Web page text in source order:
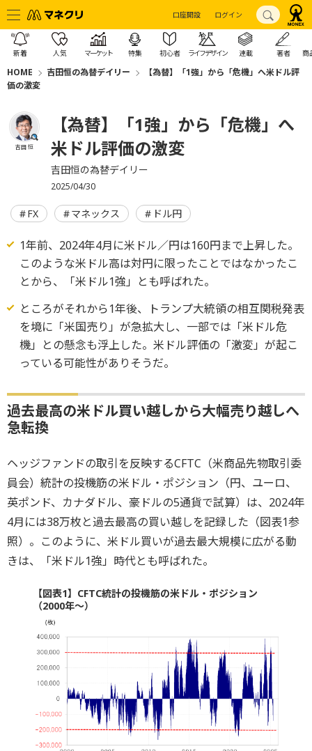
口座開設 ログイン
新着 人気 マーケット 特集 初心者 ライフデザイン 連載 著者 商
HOME 吉田恒の為替デイリー
【為替】「1強」から「危機」へ米ドル評
価の激変
吉田 恒
【為替】「1強」から「危機」へ
米ドル評価の激変
吉田恒の為替デイリー
2025/04/30
FX マネックス ドル円
1年前、2024年4月に米ドル／円は160円まで上昇した。
このような米ドル高は対円に限ったことではなかったこ
とから、「米ドル1強」とも呼ばれた。
ところがそれから1年後、トランプ大統領の相互関税発表
を境に「米国売り」が急拡大し、一部では「米ドル危
機」との懸念も浮上した。米ドル評価の「激変」が起こ
っている可能性がありそうだ。
過去最高の米ドル買い越しから大幅売り越しへ
急転換
ヘッジファンドの取引を反映するCFTC（米商品先物取引委
員会）統計の投機筋の米ドル・ポジション（円、ユーロ、
英ポンド、カナダドル、豪ドルの5通貨で試算）は、2024年
4月には38万枚と過去最高の買い越しを記録した（図表1参
照）。このように、米ドル買いが過去最大規模に広がる動
きは、「米ドル1強」時代とも呼ばれた。
【図表1】CFTC統計の投機筋の米ドル・ポジション
（2000年～）